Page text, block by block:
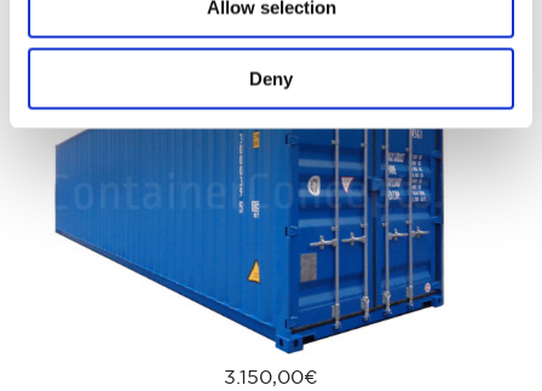
Allow selection
Deny
3.150,00€